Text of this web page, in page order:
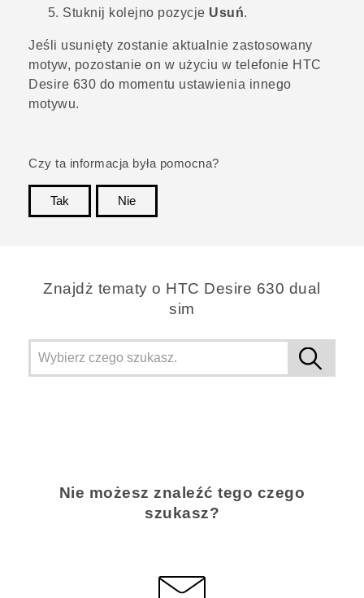
Stuknij kolejno pozycje Usuń.
Jeśli usunięty zostanie aktualnie zastosowany
motyw, pozostanie on w użyciu w telefonie HTC
Desire 630 do momentu ustawienia innego
motywu.
Czy ta informacja była pomocna?
Tak
Nie
Znajdż tematy o HTC Desire 630 dual
sim
Nie możesz znaleźć tego czego
szukasz?